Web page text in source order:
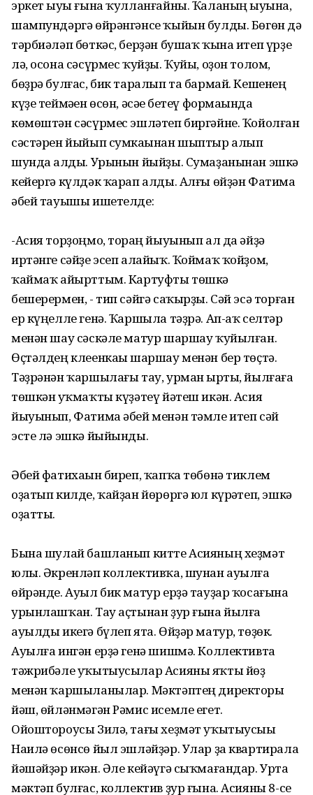
эркет һыуы ғына ҡулланғайны. Ҡаланың һыуына,
шампундәргә өйрәнгәнсе ҡыйын булды. Бөгөн дә
тәрбиәләп бөткәс, берҙән бушаҡ ҡына итеп үрҙе
лә, осона сәсүрмес ҡуйҙы. Ҡуйы, оҙон толом,
бөҙрә булғас, бик таралып та бармай. Кешенең
күҙе теймәһен өсөн, әсәһе бетеү формаһында
көмөштән сәсүрмес эшләтеп биргәйне. Ҡойолған
сәстәрен йыйып сумкаһынан шыптыр алып
шунда һалды. Урынын йыйҙы. Сумаҙанынан эшкә
кейергә күлдәк ҡарап алды. Алғы өйҙән Фатима
әбей тауышы ишетелде:
-Асия торҙоңмо, торһаң йыуынып ал да әйҙә
иртәнге сәйҙе эсеп алайыҡ. Ҡоймаҡ ҡойҙом,
ҡаймаҡ айырттым. Картуфты төшкә
бешерермен, - тип сәйгә саҡырҙы. Сәй эсә торған
ер күңелле генә. Ҡаршыла тәҙрә. Ап-аҡ селтәр
менән шау сәскәле матур шаршау ҡуйылған.
Өҫтәлдең клеенкаһы шаршау менән бер төҫтә.
Тәҙрәнән ҡаршылағы тау, урман һырты, йылғаға
төшкән һуҡмаҡты күҙәтеү йәтеш икән. Асия
йыуынып, Фатима әбей менән тәмле итеп сәй
эсте лә эшкә йыйынды.
Әбей фатихаһын биреп, ҡапҡа төбөнә тиклем
оҙатып килде, ҡайҙан йөрөргә юл күрһәтеп, эшкә
оҙатты.
Бына шулай башланып китте Асияның хеҙмәт
юлы. Әкренләп коллективҡа, шунан ауылға
өйрәнде. Ауыл бик матур ерҙә тауҙар ҡосағына
урынлашҡан. Тау аҫтынан ҙур ғына йылға
ауылды икегә бүлеп ята. Өйҙәр матур, төҙөк.
Ауылға ингән ерҙә генә шишмә. Коллективта
тәжрибәле уҡытыусылар Асияны яҡты йөҙ
менән ҡаршыланылар. Мәктәптең директоры
йәш, өйләнмәгән Рәмис исемле егет.
Ойоштороусы Зилә, тағы хеҙмәт уҡытыусыһы
Наилә өсөнсө йыл эшләйҙәр. Улар ҙа квартирала
йәшәйҙәр икән. Әле кейәүгә сыҡмағандар. Урта
мәктәп булғас, коллектив ҙур ғына. Асияны 8-се